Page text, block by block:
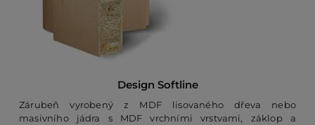
Design Softline
Zárubeň vyrobený z MDF lisovaného dřeva nebo
masivního jádra s MDF vrchními vrstvami, záklop a